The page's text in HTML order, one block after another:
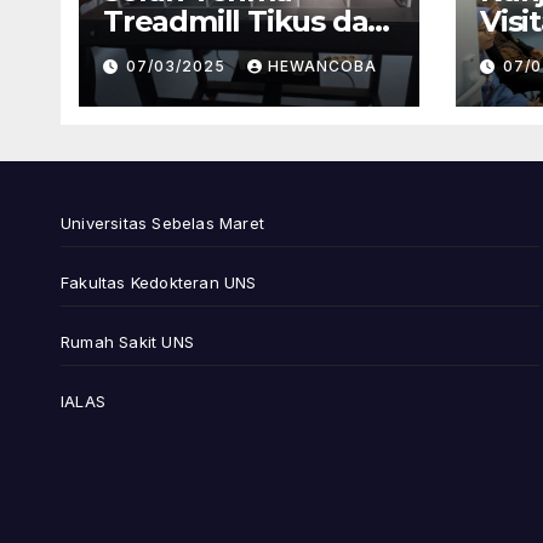
Treadmill Tikus dari
Mahasiswa Program
Studi S3 Ilmu
Kedokteran kepada
Hewan Coba FK UNS
07/03/2025 HEWANCOBA
FK
07/
Universitas Sebelas Maret
Fakultas Kedokteran UNS
Rumah Sakit UNS
IALAS